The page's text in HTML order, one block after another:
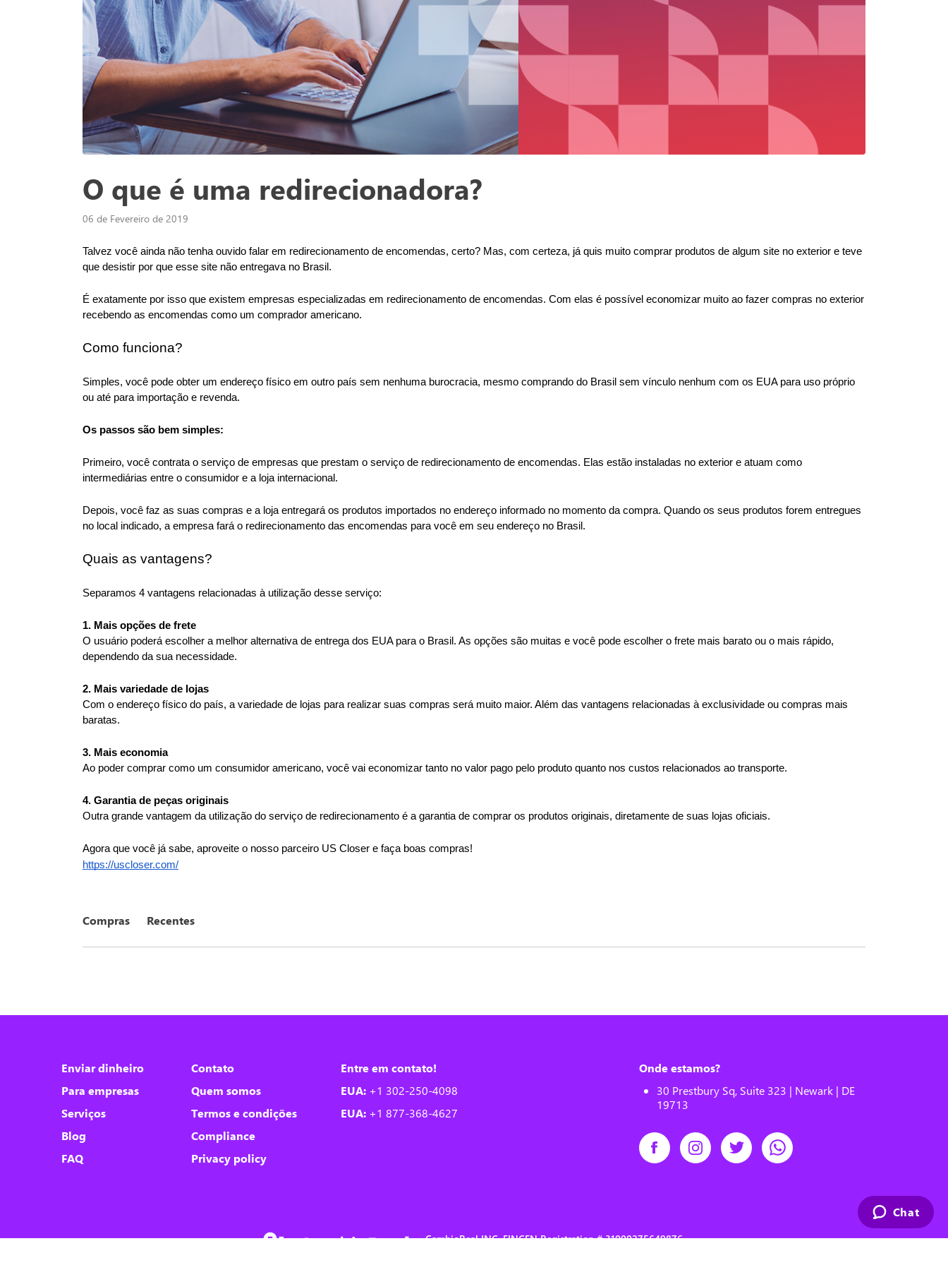
O que é uma redirecionadora?
06 de Fevereiro de 2019
Talvez você ainda não tenha ouvido falar em redirecionamento de encomendas, certo? Mas, com certeza, já quis muito comprar produtos de algum site no exterior e teve
que desistir por que esse site não entregava no Brasil.
É exatamente por isso que existem empresas especializadas em redirecionamento de encomendas. Com elas é possível economizar muito ao fazer compras no exterior
recebendo as encomendas como um comprador americano.
Como funciona?
Simples, você pode obter um endereço físico em outro país sem nenhuma burocracia, mesmo comprando do Brasil sem vínculo nenhum com os EUA para uso próprio
ou até para importação e revenda.
Os passos são bem simples:
Primeiro, você contrata o serviço de empresas que prestam o serviço de redirecionamento de encomendas. Elas estão instaladas no exterior e atuam como
intermediárias entre o consumidor e a loja internacional.
Depois, você faz as suas compras e a loja entregará os produtos importados no endereço informado no momento da compra. Quando os seus produtos forem entregues
no local indicado, a empresa fará o redirecionamento das encomendas para você em seu endereço no Brasil.
Quais as vantagens?
Separamos 4 vantagens relacionadas à utilização desse serviço:
1. Mais opções de frete
O usuário poderá escolher a melhor alternativa de entrega dos EUA para o Brasil. As opções são muitas e você pode escolher o frete mais barato ou o mais rápido,
dependendo da sua necessidade.
2. Mais variedade de lojas
Com o endereço físico do país, a variedade de lojas para realizar suas compras será muito maior. Além das vantagens relacionadas à exclusividade ou compras mais
baratas.
3. Mais economia
Ao poder comprar como um consumidor americano, você vai economizar tanto no valor pago pelo produto quanto nos custos relacionados ao transporte.
4. Garantia de peças originais
Outra grande vantagem da utilização do serviço de redirecionamento é a garantia de comprar os produtos originais, diretamente de suas lojas oficiais.
Agora que você já sabe, aproveite o nosso parceiro US Closer e faça boas compras!
https://uscloser.com/
Compras Recentes
Enviar dinheiro
Para empresas
Serviços
Blog
FAQ
Contato
Quem somos
Termos e condições
Compliance
Privacy policy
Entre em contato!
EUA: +1 302-250-4098
EUA: +1 877-368-4627
Onde estamos?
30 Prestbury Sq, Suite 323 | Newark | DE
19713
CambioReal INC, FINCEN Registration # 31000275649876
Chat
experiência de usuário.
Consulte nossapolítica de cookies
para
Apenas necessários